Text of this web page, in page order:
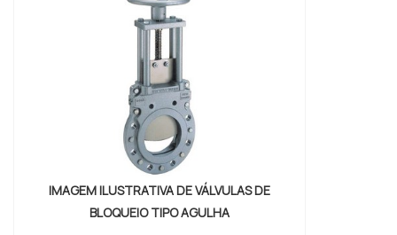
encontrará excelente custo-benefício e
diversas opções d...
IMAGEM ILUSTRATIVA DE VÁLVULAS DE
BLOQUEIO TIPO AGULHA